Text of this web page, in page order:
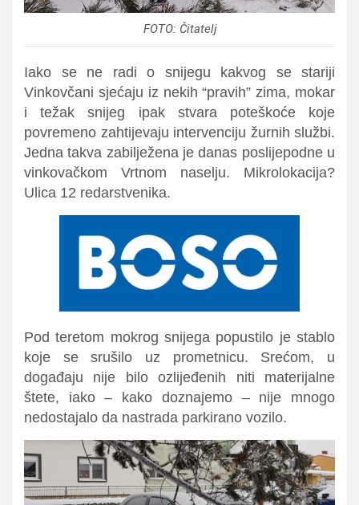
FOTO: Čitatelj
Iako se ne radi o snijegu kakvog se stariji
Vinkovčani sjećaju iz nekih “pravih” zima, mokar
i težak snijeg ipak stvara poteškoće koje
povremeno zahtijevaju intervenciju žurnih službi.
Jedna takva zabilježena je danas poslijepodne u
vinkovačkom Vrtnom naselju. Mikrolokacija?
Ulica 12 redarstvenika.
Pod teretom mokrog snijega popustilo je stablo
koje se srušilo uz prometnicu. Srećom, u
događaju nije bilo ozlijeđenih niti materijalne
štete, iako – kako doznajemo – nije mnogo
nedostajalo da nastrada parkirano vozilo.